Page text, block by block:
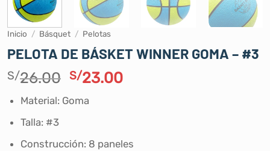
Inicio / Básquet / Pelotas
PELOTA DE BÁSKET WINNER GOMA – #3
S/26.00 El
original
S/26.00.
S/23.00El
S/23.00.
Material: Goma
Talla: #3
Construcción: 8 paneles